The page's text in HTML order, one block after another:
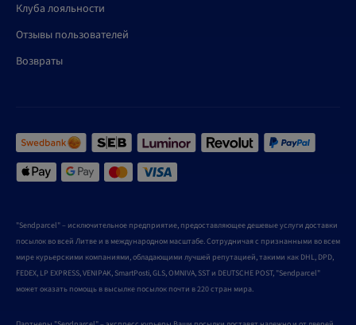
Клуба лояльности
Отзывы пользователей
Возвраты
"Sendparcel" – исключительное предприятие, предоставляющее дешевые услуги доставки
посылок во всей Литве и в международном масштабе. Сотрудничая с признанными во всем
мире курьерскими компаниями, обладающими лучшей репутацией, такими как DHL, DPD,
FEDEX, LP EXPRESS, VENIPAK, SmartPosti, GLS, OMNIVA, SST и DEUTSCHE POST, "Sendparcel"
может оказать помощь в высылке посылок почти в 220 стран мира.